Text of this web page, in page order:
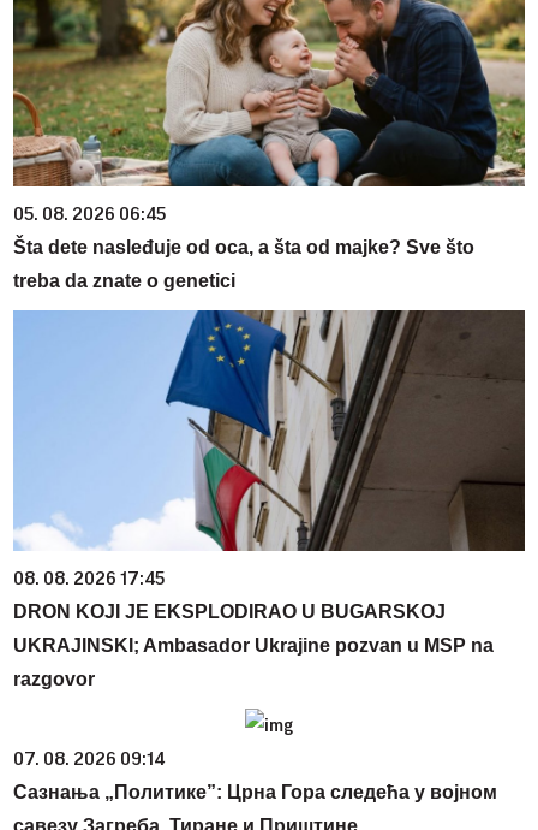
05. 08. 2026 06:45
Šta dete nasleđuje od oca, a šta od majke? Sve što
treba da znate o genetici
08. 08. 2026 17:45
DRON KOJI JE EKSPLODIRAO U BUGARSKOJ
UKRAJINSKI; Ambasador Ukrajine pozvan u MSP na
razgovor
07. 08. 2026 09:14
Сазнања „Политике”: Црна Гора следећа у војном